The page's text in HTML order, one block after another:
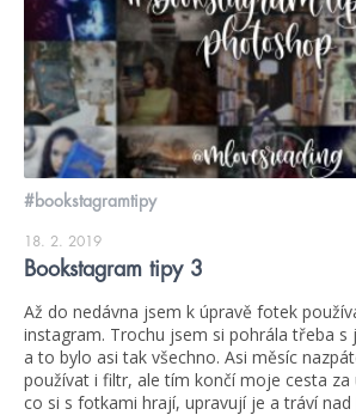
#bookstagramtipy
18. 2. 2019
Bookstagram tipy 3
Až do nedávna jsem k úpravě fotek
instagram. Trochu jsem si pohrála třeba
a to bylo asi tak všechno. Asi měsíc
používat i filtr, ale tím končí moje cesta za
co si s fotkami hrají, upravují je a tráví